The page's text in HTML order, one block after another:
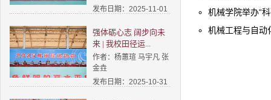
发布日期：2025-11-01
强体砺心志 阔步向未
来 | 我校田径运...
作者：杨蕙瑄 马宇凡 张
金垚
发布日期：2025-10-31
机械学院举办“
机械工程与自动